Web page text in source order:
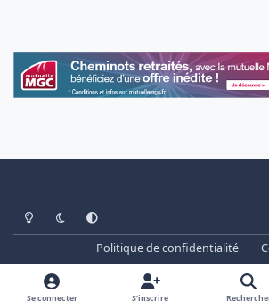
Light ModeDark ModeSystem Preference
Politique de confidentialité
www.cheminots.net - Forum Libre
Powered by
Invision
Se connecter S’inscrire